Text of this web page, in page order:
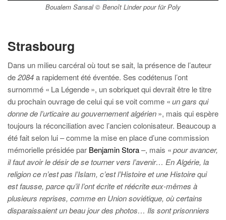
Boualem Sansal © Benoît Linder pour für Poly
Strasbourg
Dans un milieu carcéral où tout se sait, la présence de l’auteur
de2084a rapidement été éventée. Ses codétenus l’ont
surnommé « La Légende », un sobriquet qui devrait être le titre
du prochain ouvrage de celui qui se voit comme «un gars qui
donne de l’urticaire au gouvernement algérien», mais qui espère
toujours la réconciliation avec l’ancien colonisateur. Beaucoup a
été fait selon lui – comme la mise en place d’une commission
mémorielle présidée par Benjamin Stora–, mais «pour avancer,
il faut avoir le désir de se tourner vers l’avenir… En Algérie, la
religion ce n’est pas l’Islam, c’est l’Histoire et une Histoire qui
est fausse, parce qu’il l’ont écrite et réécrite eux-mêmes à
plusieurs reprises, comme en Union soviétique, où certains
disparaissaient un beau jour des photos… Ils sont prisonniers